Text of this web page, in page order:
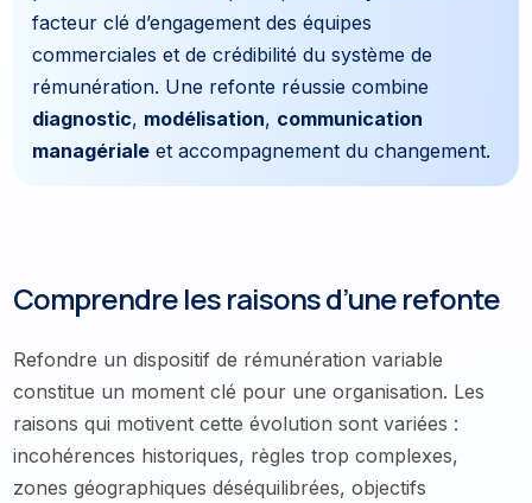
facteur clé d’engagement des équipes
commerciales et de crédibilité du système de
rémunération. Une refonte réussie combine
diagnostic, modélisation, communication
managériale et accompagnement du changement.
Comprendre les raisons d’une refonte
Refondre un dispositif de rémunération variable
constitue un moment clé pour une organisation. Les
raisons qui motivent cette évolution sont variées :
incohérences historiques, règles trop complexes,
zones géographiques déséquilibrées, objectifs